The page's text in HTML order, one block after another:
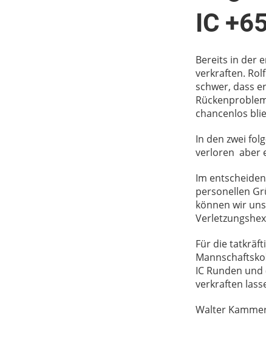
IC
Bereits in der
verkraften.
schwer, dass
chancenlos
In den zwei
verloren aber
Im
personellen
können wir
Für die
IC Runden
verkraften
Walter